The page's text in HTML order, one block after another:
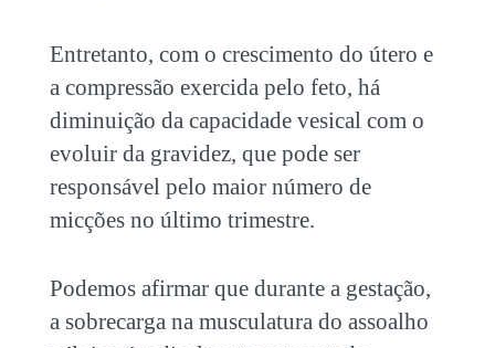
Entretanto, com o crescimento do útero e
a compressão exercida pelo feto, há
diminuição da capacidade vesical com o
evoluir da gravidez, que pode ser
responsável pelo maior número de
micções no último trimestre.
Podemos afirmar que durante a gestação,
a sobrecarga na musculatura do assoalho